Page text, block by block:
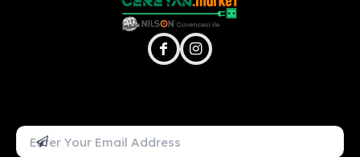
facebookinstagram
Mail Adresini Gir
Abone Ol